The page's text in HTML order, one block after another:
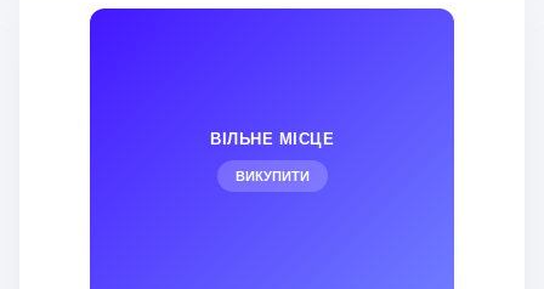
ВІЛЬНЕ МІСЦЕ
ВИКУПИТИ